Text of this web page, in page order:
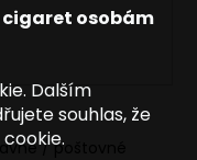
osobám
Dalším
souhlas, že
/ poštovné